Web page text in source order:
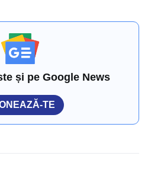
și pe Google News
TE